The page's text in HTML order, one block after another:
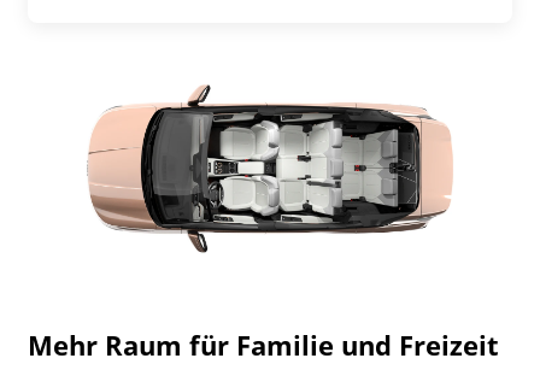
Mehr Raum für Familie und Freizeit